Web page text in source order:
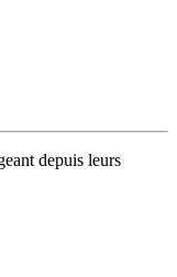
depuis leurs